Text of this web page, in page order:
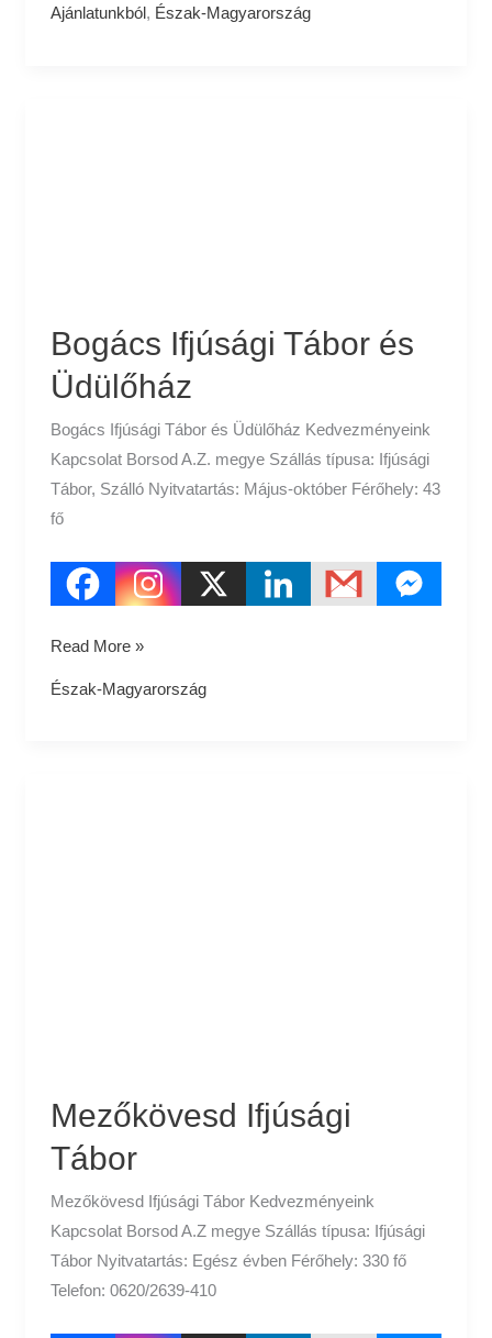
Ajánlatunkból, Észak-Magyarország
Bogács Ifjúsági Tábor és
Üdülőház
Bogács Ifjúsági Tábor és Üdülőház Kedvezményeink
Kapcsolat Borsod A.Z. megye Szállás típusa: Ifjúsági
Tábor, Szálló Nyitvatartás: Május-október Férőhely: 43
fő
Read More »
Észak-Magyarország
Mezőkövesd Ifjúsági
Tábor
Mezőkövesd Ifjúsági Tábor Kedvezményeink
Kapcsolat Borsod A.Z megye Szállás típusa: Ifjúsági
Tábor Nyitvatartás: Egész évben Férőhely: 330 fő
Telefon: 0620/2639-410